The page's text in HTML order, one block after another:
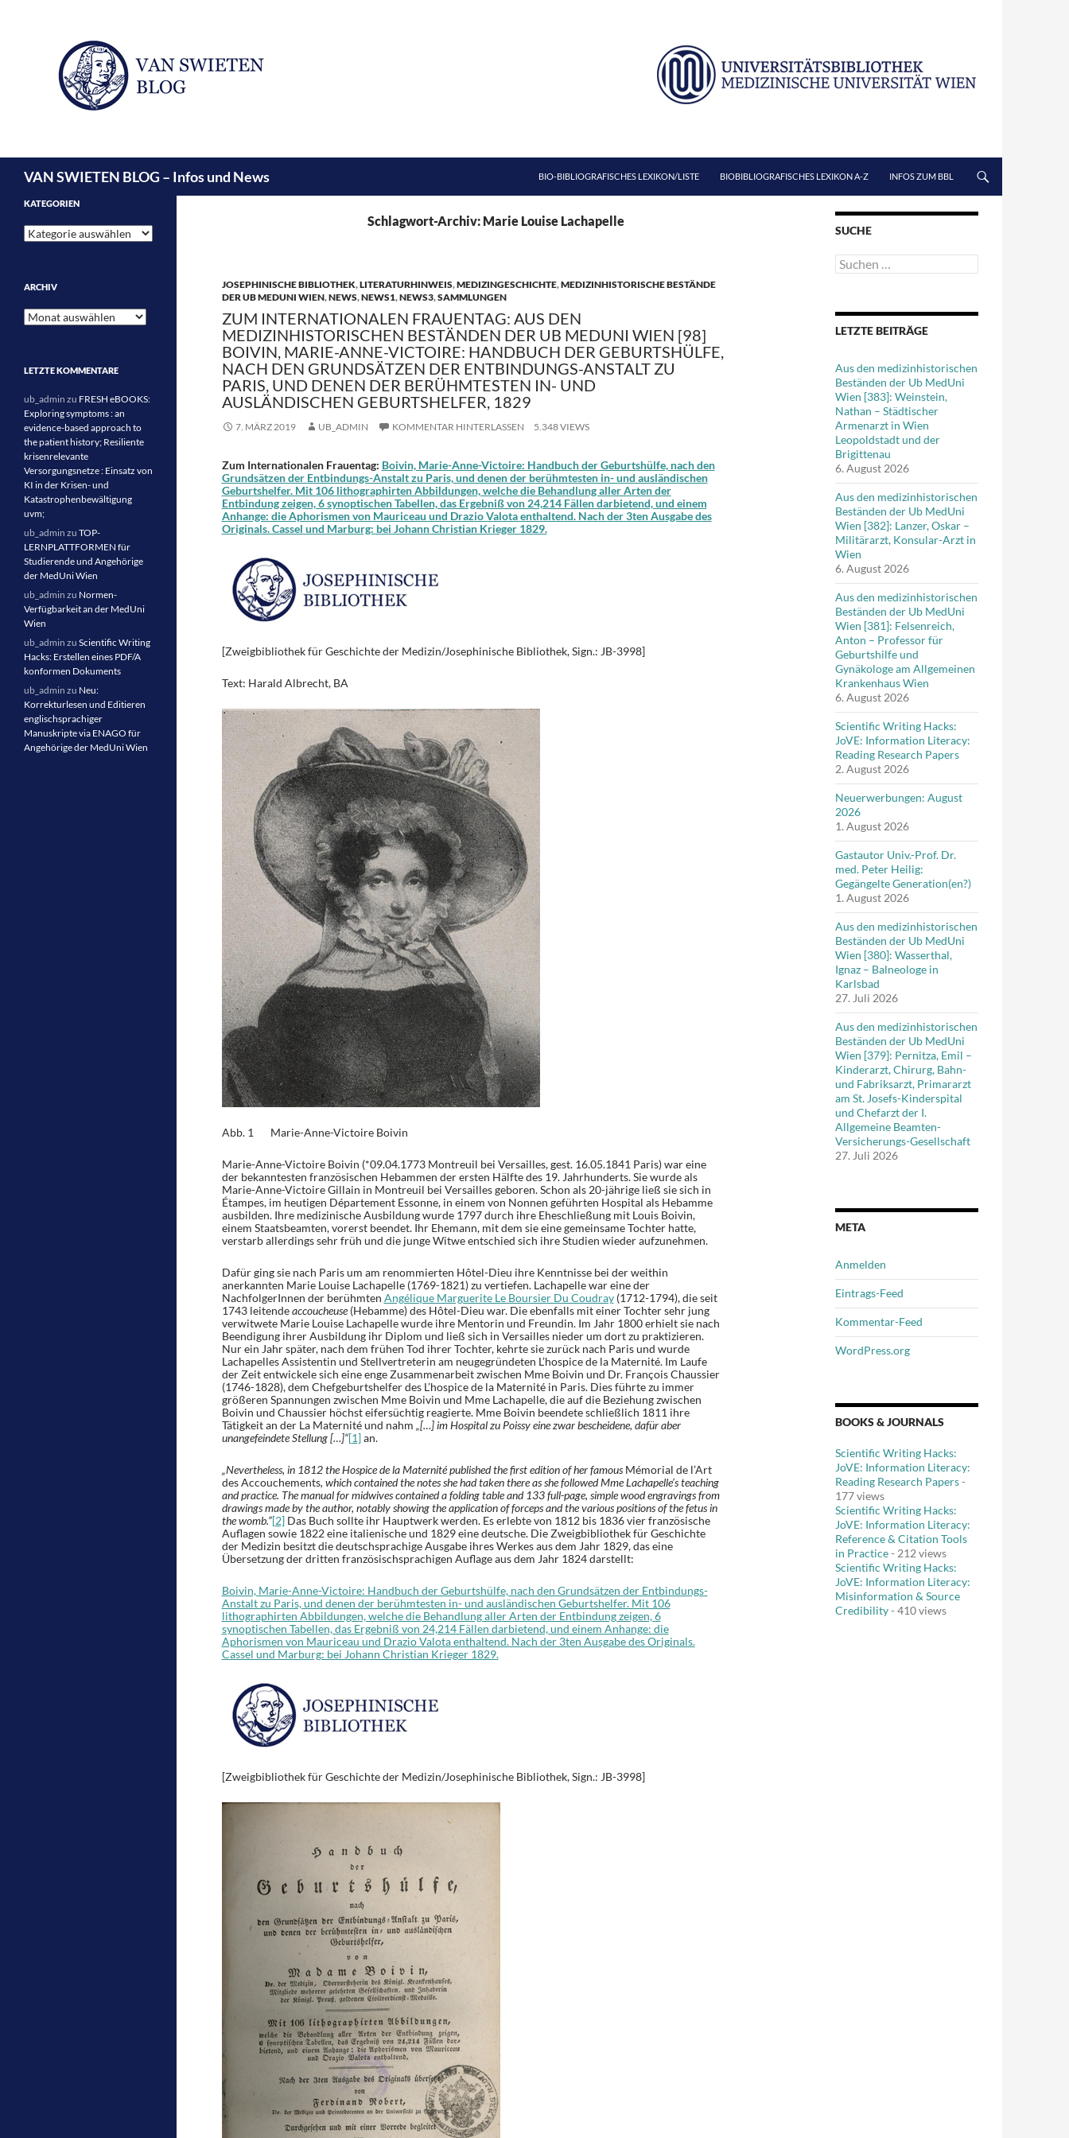
VAN SWIETEN BLOG – Infos und News
BIO-BIBLIOGRAFISCHES LEXIKON/LISTE
BIOBIBLIOGRAFISCHES LEXIKON A-Z INFOS ZUM BBL
Schlagwort-Archiv: Marie Louise Lachapelle
JOSEPHINISCHE BIBLIOTHEK,LITERATURHINWEIS,MEDIZINGESCHICHTE,MEDIZINHISTORISCHE BESTÄNDE
DER UB MEDUNI WIEN,NEWS,NEWS1,NEWS3,SAMMLUNGEN
ZUM INTERNATIONALEN FRAUENTAG: AUS DEN
MEDIZINHISTORISCHEN BESTÄNDEN DER UB MEDUNI WIEN [98]
BOIVIN, MARIE-ANNE-VICTOIRE: HANDBUCH DER GEBURTSHÜLFE,
NACH DEN GRUNDSÄTZEN DER ENTBINDUNGS-ANSTALT ZU
PARIS, UND DENEN DER BERÜHMTESTEN IN- UND
AUSLÄNDISCHEN GEBURTSHELFER, 1829
7. MÄRZ 2019 UB_ADMIN KOMMENTAR HINTERLASSEN 5.348 VIEWS
Zum Internationalen Frauentag: Boivin, Marie-Anne-Victoire: Handbuch der Geburtshülfe, nach den
Grundsätzen der Entbindungs-Anstalt zu Paris, und denen der berühmtesten in- und ausländischen
Geburtshelfer. Mit 106 lithographirten Abbildungen, welche die Behandlung aller Arten der
Entbindung zeigen, 6 synoptischen Tabellen, das Ergebniß von 24,214 Fällen darbietend, und einem
Anhange: die Aphorismen von Mauriceau und Drazio Valota enthaltend. Nach der 3ten Ausgabe des
Originals. Cassel und Marburg: bei Johann Christian Krieger 1829.
[Zweigbibliothek für Geschichte der Medizin/Josephinische Bibliothek, Sign.: JB-3998]
Text: Harald Albrecht, BA
Abb. 1 Marie-Anne-Victoire Boivin
Marie-Anne-Victoire Boivin (*09.04.1773 Montreuil bei Versailles, gest. 16.05.1841 Paris) war eine
der bekanntesten französischen Hebammen der ersten Hälfte des 19. Jahrhunderts. Sie wurde als
Marie-Anne-Victoire Gillain in Montreuil bei Versailles geboren. Schon als 20-jährige ließ sie sich in
Étampes, im heutigen Département Essonne, in einem von Nonnen geführten Hospital als Hebamme
ausbilden. Ihre medizinische Ausbildung wurde 1797 durch ihre Eheschließung mit Louis Boivin,
einem Staatsbeamten, vorerst beendet. Ihr Ehemann, mit dem sie eine gemeinsame Tochter hatte,
verstarb allerdings sehr früh und die junge Witwe entschied sich ihre Studien wieder aufzunehmen.
Dafür ging sie nach Paris um am renommierten Hôtel-Dieu ihre Kenntnisse bei der weithin
anerkannten Marie Louise Lachapelle (1769-1821) zu vertiefen. Lachapelle war eine der
NachfolgerInnen der berühmten Angélique Marguerite Le Boursier Du Coudray(1712-1794), die seit
1743 leitendeaccoucheuse(Hebamme) des Hôtel-Dieu war. Die ebenfalls mit einer Tochter sehr jung
verwitwete Marie Louise Lachapelle wurde ihre Mentorin und Freundin. Im Jahr 1800 erhielt sie nach
Beendigung ihrer Ausbildung ihr Diplom und ließ sich in Versailles nieder um dort zu praktizieren.
Nur ein Jahr später, nach dem frühen Tod ihrer Tochter, kehrte sie zurück nach Paris und wurde
Lachapelles Assistentin und Stellvertreterin am neugegründeten L’hospice de la Maternité. Im Laufe
der Zeit entwickele sich eine enge Zusammenarbeit zwischen Mme Boivin und Dr. François Chaussier
(1746-1828), dem Chefgeburtshelfer des L’hospice de la Maternité in Paris. Dies führte zu immer
größeren Spannungen zwischen Mme Boivin und Mme Lachapelle, die auf die Beziehung zwischen
Boivin und Chaussier höchst eifersüchtig reagierte. Mme Boivin beendete schließlich 1811 ihre
Tätigkeit an der La Maternité und nahm „[…] im Hospital zu Poissy eine zwar bescheidene, dafür aber
unangefeindete Stellung […]“[1]an.
„Nevertheless, in 1812 the Hospice de la Maternité published the first edition of her famous Mémorial de l’Art
des Accouchements, which contained the notes she had taken there as she followed Mme Lachapelle’s teaching
and practice. The manual for midwives contained a folding table and 133 full-page, simple wood engravings from
drawings made by the author, notably showing the application of forceps and the various positions of the fetus in
the womb.”[2]Das Buch sollte ihr Hauptwerk werden. Es erlebte von 1812 bis 1836 vier französische
Auflagen sowie 1822 eine italienische und 1829 eine deutsche. Die Zweigbibliothek für Geschichte
der Medizin besitzt die deutschsprachige Ausgabe ihres Werkes aus dem Jahr 1829, das eine
Übersetzung der dritten französischsprachigen Auflage aus dem Jahr 1824 darstellt:
Boivin, Marie-Anne-Victoire: Handbuch der Geburtshülfe, nach den Grundsätzen der Entbindungs-
Anstalt zu Paris, und denen der berühmtesten in- und ausländischen Geburtshelfer. Mit 106
lithographirten Abbildungen, welche die Behandlung aller Arten der Entbindung zeigen, 6
synoptischen Tabellen, das Ergebniß von 24,214 Fällen darbietend, und einem Anhange: die
Aphorismen von Mauriceau und Drazio Valota enthaltend. Nach der 3ten Ausgabe des Originals.
Cassel und Marburg: bei Johann Christian Krieger 1829.
[Zweigbibliothek für Geschichte der Medizin/Josephinische Bibliothek, Sign.: JB-3998]
SUCHE
Suchen
nach:
LETZTE BEITRÄGE
Aus den medizinhistorischen
Beständen der Ub MedUni
Wien [383]: Weinstein,
Nathan – Städtischer
Armenarzt in Wien
Leopoldstadt und der
Brigittenau
6. August 2026
Aus den medizinhistorischen
Beständen der Ub MedUni
Wien [382]: Lanzer, Oskar –
Militärarzt, Konsular-Arzt in
Wien
6. August 2026
Aus den medizinhistorischen
Beständen der Ub MedUni
Wien [381]: Felsenreich,
Anton – Professor für
Geburtshilfe und
Gynäkologe am Allgemeinen
Krankenhaus Wien
6. August 2026
Scientific Writing Hacks:
JoVE: Information Literacy:
Reading Research Papers
2. August 2026
Neuerwerbungen: August
2026
1. August 2026
Gastautor Univ.-Prof. Dr.
med. Peter Heilig:
Gegängelte Generation(en?)
1. August 2026
Aus den medizinhistorischen
Beständen der Ub MedUni
Wien [380]: Wasserthal,
Ignaz – Balneologe in
Karlsbad
27. Juli 2026
Aus den medizinhistorischen
Beständen der Ub MedUni
Wien [379]: Pernitza, Emil –
Kinderarzt, Chirurg, Bahn-
und Fabriksarzt, Primararzt
am St. Josefs-Kinderspital
und Chefarzt der I.
Allgemeine Beamten-
Versicherungs-Gesellschaft
27. Juli 2026
META
Anmelden
Eintrags-Feed
Kommentar-Feed
WordPress.org
BOOKS & JOURNALS
Scientific Writing Hacks:
JoVE: Information Literacy:
Reading Research Papers-
177 views
Scientific Writing Hacks:
JoVE: Information Literacy:
Reference & Citation Tools
in Practice- 212 views
Scientific Writing Hacks:
JoVE: Information Literacy:
Misinformation & Source
Credibility- 410 views
KATEGORIEN
Kategorien
ARCHIV
Archiv
LETZTE KOMMENTARE
ub_admin zu FRESH eBOOKS:
Exploring symptoms : an
evidence-based approach to
the patient history; Resiliente
krisenrelevante
Versorgungsnetze : Einsatz von
KI in der Krisen- und
Katastrophenbewältigung
uvm;
ub_admin zu TOP-
LERNPLATTFORMEN für
Studierende und Angehörige
der MedUni Wien
ub_admin zu Normen-
Verfügbarkeit an der MedUni
Wien
ub_admin zu Scientific Writing
Hacks: Erstellen eines PDF/A
konformen Dokuments
ub_admin zu Neu:
Korrekturlesen und Editieren
englischsprachiger
Manuskripte via ENAGO für
Angehörige der MedUni Wien